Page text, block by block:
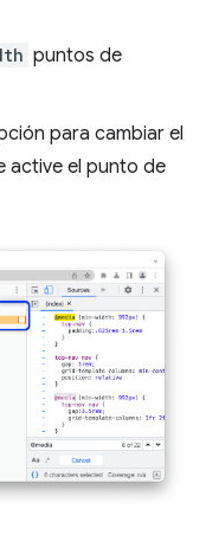
puntos de
para cambiar el
active el punto de